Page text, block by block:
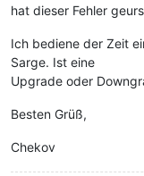
hat dieser Fehler
Ich bediene der Zeit
Sarge. Ist eine
Upgrade oder
Besten Grüß,
Chekov